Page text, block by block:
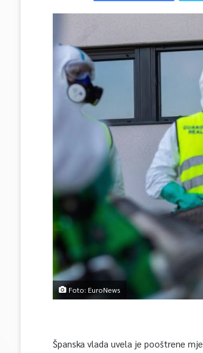
Foto: EuroNews
Španska vlada uvela je pooštrene